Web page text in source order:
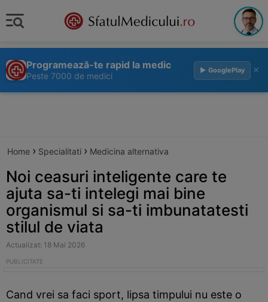
Programează-te rapid la medic
Peste 7000 de medici
▶ GooglePlay ×
Home › Specialitati › Medicina alternativa
Noi ceasuri inteligente care te
ajuta sa-ti intelegi mai bine
organismul si sa-ti imbunatatesti
stilul de viata
Actualizat: 18 Mai 2026
Cand vrei sa faci sport, lipsa timpului nu este o